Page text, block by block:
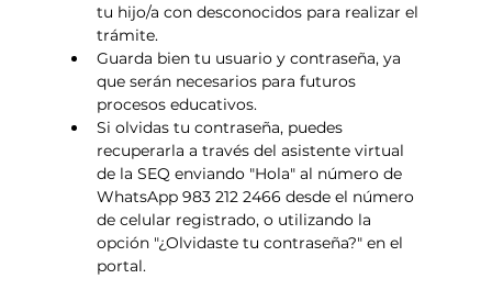
tu hijo/a con desconocidos para realizar el
trámite.
Guarda bien tu usuario y contraseña, ya
que serán necesarios para futuros
procesos educativos.
Si olvidas tu contraseña, puedes
recuperarla a través del asistente virtual
de la SEQ enviando "Hola" al número de
WhatsApp 983 212 2466 desde el número
de celular registrado, o utilizando la
opción "¿Olvidaste tu contraseña?" en el
portal.